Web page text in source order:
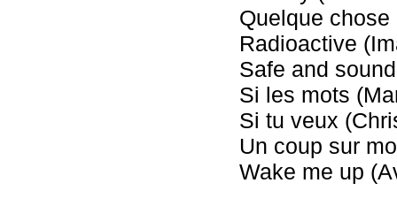
Quelque
Radioactive
Safe and
Si les mots
Si tu veux
Un coup sur
Wake me up